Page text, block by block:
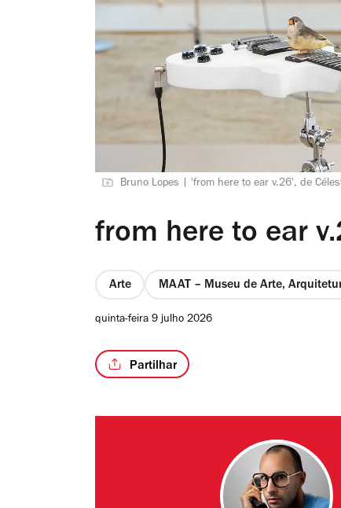
Bruno Lopes | 'from here to ear v.26', de
from here to ear
Arte MAAT – Museu de Arte,
quinta-feira 9 julho 2026
Partilhar